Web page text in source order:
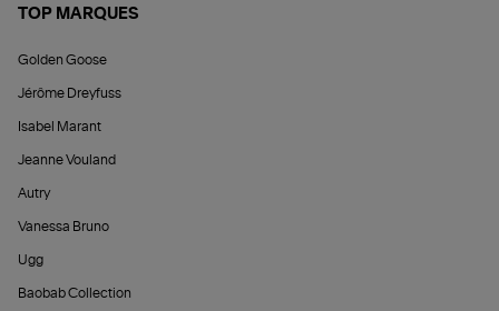
TOP MARQUES
Golden Goose
Jérôme Dreyfuss
Isabel Marant
Jeanne Vouland
Autry
Vanessa Bruno
Ugg
Baobab Collection